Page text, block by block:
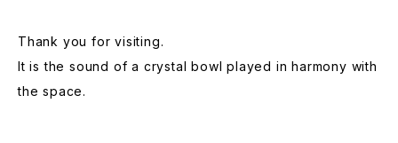
Thank you for visiting.
It is the sound of a crystal bowl played in harmony with
the space.